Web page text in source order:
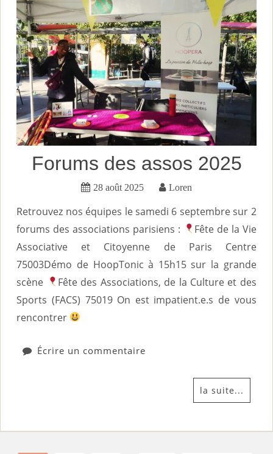
Forums des assos 2025
28 août 2025 Loren
Retrouvez nos équipes le samedi 6 septembre sur 2
forums des associations parisiens :
Fête de la Vie
Associative et Citoyenne de Paris Centre
75003Démo de HoopTonic à 15h15 sur la grande
scène
Fête des Associations, de la Culture et des
Sports (FACS) 75019 On est impatient.e.s de vous
rencontrer
Écrire un commentaire
la suite...